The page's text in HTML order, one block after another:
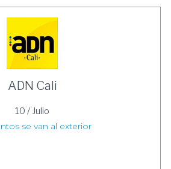
ADN Cali
10 / Julio
se van al exterior